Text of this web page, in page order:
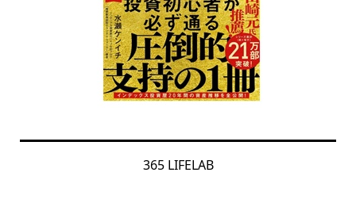
365 LIFELAB